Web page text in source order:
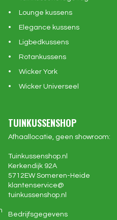
Lounge kussens
Elegance kussens
Ligbedkussens
Rotankussens
Wicker York
Wicker Universeel
TUINKUSSENSHOP
Afhaallocatie, geen showroom:
Tuinkussenshop.nl
Kerkendijk 92A
5712EW Someren-Heide
klantenservice@
tuinkussenshop.nl
Bedrijfsgegevens